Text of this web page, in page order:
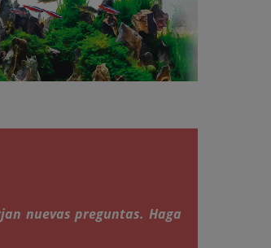
nuevas preguntas. Haga